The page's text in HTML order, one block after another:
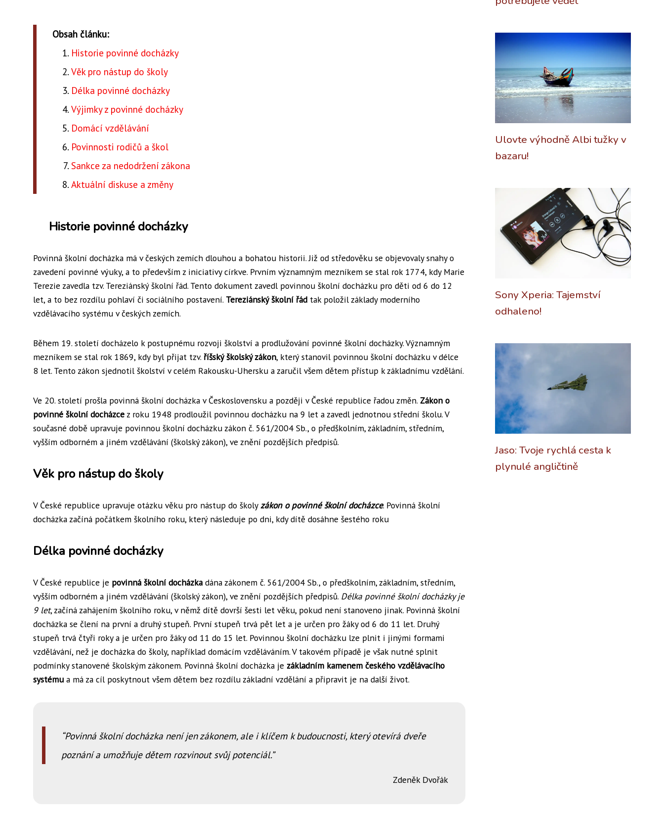
Obsah článku:
Historie povinné docházky
Věk pro nástup do školy
Délka povinné docházky
Výjimky z povinné docházky
Domácí vzdělávání
Povinnosti rodičů a škol
Sankce za nedodržení zákona
Aktuální diskuse a změny
Historie povinné docházky
Povinná školní docházka má v českých zemích dlouhou a bohatou historii. Již od středověku se objevovaly snahy o
zavedení povinné výuky, a to především z iniciativy církve. Prvním významným mezníkem se stal rok 1774, kdy Marie
Terezie zavedla tzv. Tereziánský školní řád. Tento dokument zavedl povinnou školní docházku pro děti od 6 do 12
let, a to bez rozdílu pohlaví či sociálního postavení. Tereziánský školní řád tak položil základy moderního
vzdělávacího systému v českých zemích.
Během 19. století docházelo k postupnému rozvoji školství a prodlužování povinné školní docházky. Významným
mezníkem se stal rok 1869, kdy byl přijat tzv. říšský školský zákon, který stanovil povinnou školní docházku v délce
8 let. Tento zákon sjednotil školství v celém Rakousku-Uhersku a zaručil všem dětem přístup k základnímu vzdělání.
Ve 20. století prošla povinná školní docházka v Československu a později v České republice řadou změn. Zákon o
povinné školní docházce z roku 1948 prodloužil povinnou docházku na 9 let a zavedl jednotnou střední školu. V
současné době upravuje povinnou školní docházku zákon č. 561/2004 Sb., o předškolním, základním, středním,
vyšším odborném a jiném vzdělávání (školský zákon), ve znění pozdějších předpisů.
Věk pro nástup do školy
V České republice upravuje otázku věku pro nástup do školyzákon o povinné školní docházce. Povinná školní
docházka začíná počátkem školního roku, který následuje po dni, kdy dítě dosáhne šestého roku
Délka povinné docházky
V České republice je povinná školní docházka dána zákonem č. 561/2004 Sb., o předškolním, základním, středním,
vyšším odborném a jiném vzdělávání (školský zákon), ve znění pozdějších předpisů. Délka povinné školní docházky je
9 let, začíná zahájením školního roku, v němž dítě dovrší šesti let věku, pokud není stanoveno jinak. Povinná školní
docházka se člení na první a druhý stupeň. První stupeň trvá pět let a je určen pro žáky od 6 do 11 let. Druhý
stupeň trvá čtyři roky a je určen pro žáky od 11 do 15 let. Povinnou školní docházku lze plnit i jinými formami
vzdělávání, než je docházka do školy, například domácím vzděláváním. V takovém případě je však nutné splnit
podmínky stanovené školským zákonem. Povinná školní docházka je základním kamenem českého vzdělávacího
systému a má za cíl poskytnout všem dětem bez rozdílu základní vzdělání a připravit je na další život.
Povinná školní docházka není jen zákonem, ale i klíčem k budoucnosti, který otevírá dveře
poznání a umožňuje dětem rozvinout svůj potenciál.
Zdeněk Dvořák
Ulovte výhodně Albi tužky v
bazaru!
Sony Xperia: Tajemství
odhaleno!
Jaso: Tvoje rychlá cesta k
plynulé angličtině